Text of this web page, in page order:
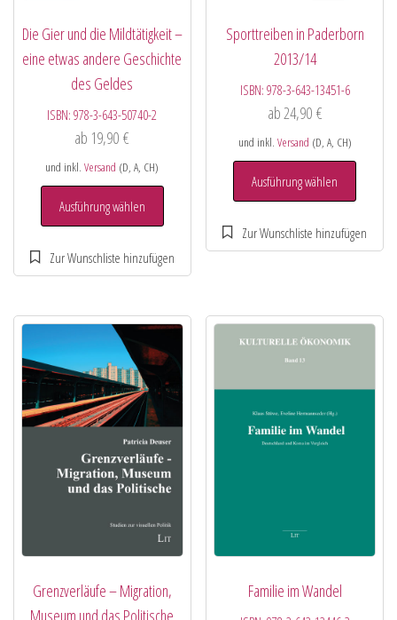
Die Gier und die Mildtätigkeit –
eine etwas andere Geschichte
des Geldes
ISBN:978-3-643-50740-2
ab 19,90€
und inkl.Versand (D, A, CH)
Ausführung wählen
Sporttreiben in Paderborn
2013/14
ISBN: 978-3-643-13451-6
ab24,90 €
und inkl. Versand (D, A, CH)
Ausführung wählen
Grenzverläufe – Migration,
Museum und das Politische
Familie im Wandel